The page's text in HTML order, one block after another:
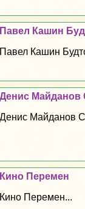
Павел Кашин
Павел Кашин
Денис Майданов
Денис Майданов
Кино Перемен
Кино Перемен...